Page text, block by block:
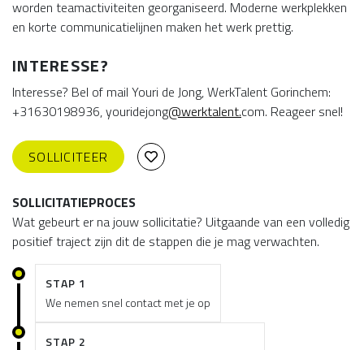
worden teamactiviteiten georganiseerd. Moderne werkplekken
en korte communicatielijnen maken het werk prettig.
INTERESSE?
Interesse? Bel of mail Youri de Jong, WerkTalent Gorinchem:
+31630198936, youridejong@werktalent.com. Reageer snel!
SOLLICITEER
SOLLICITATIEPROCES
Wat gebeurt er na jouw sollicitatie? Uitgaande van een volledig
positief traject zijn dit de stappen die je mag verwachten.
STAP 1
We nemen snel contact met je op
STAP 2